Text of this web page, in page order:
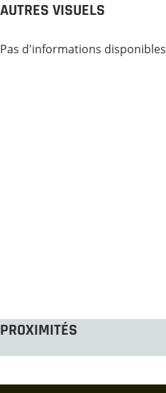
AUTRES VISUELS
Pas d'informations disponibles
PROXIMITÉS